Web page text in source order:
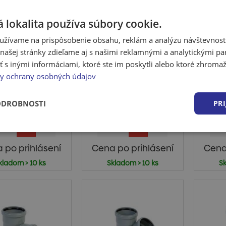
HTEA DN
50 mm, 87°
systém sa
po prihlásení
> 10 ks
Kanalizačná
odbočka HTEA DN
Cena po prihlásení
Skladom > 10 ks
lokalita používa súbory cookie.
na prispôsobenie obsahu, reklám a analýzu
stránky zdieľame aj s našimi reklamnými a analytickými
s inými informáciami, ktoré ste im poskytli alebo ktoré
ochrany osobných údajov